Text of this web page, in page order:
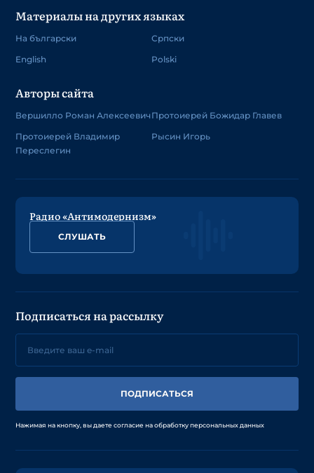
Материалы на других языках
На български
English
Српски
Polski
Авторы сайта
Вершилло Роман Алексеевич
Протоиерей Владимир
Переслегин
Протоиерей Божидар Главев
Рысин Игорь
Радио «Антимодернизм»
СЛУШАТЬ
Подписаться на рассылку
ПОДПИСАТЬСЯ
Нажимая на кнопку, вы даете согласие на обработку персональных данных